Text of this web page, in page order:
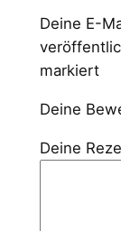
r
o
M
n
g
e
Deine E-
markiert
Deine
Deine